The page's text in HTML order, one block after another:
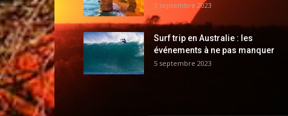
5 septembre 2023
Surf trip en Australie : les
événements à ne pas manquer
5 septembre 2023